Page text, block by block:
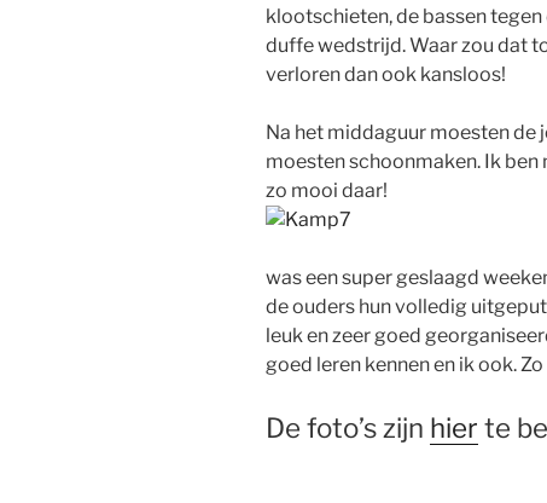
klootschieten, de bassen
duffe wedstrijd. Waar zou dat
verloren dan ook kansloos!
Na het middaguur moesten de
moesten schoonmaken. Ik ben
zo mooi daar!
was een super geslaagd
de ouders hun volledig
leuk en zeer goed
goed leren kennen en ik ook.
De foto’s zijn hier te